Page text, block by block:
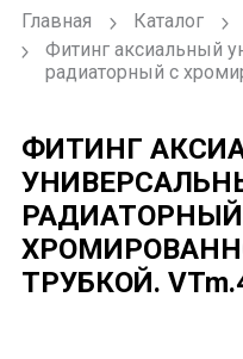
Главная Каталог
Фитинг аксиальный
радиаторный с
ФИТИНГ
ТРУБКОЙ.